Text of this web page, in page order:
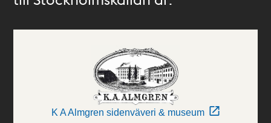
K A Almgren sidenväveri & museum